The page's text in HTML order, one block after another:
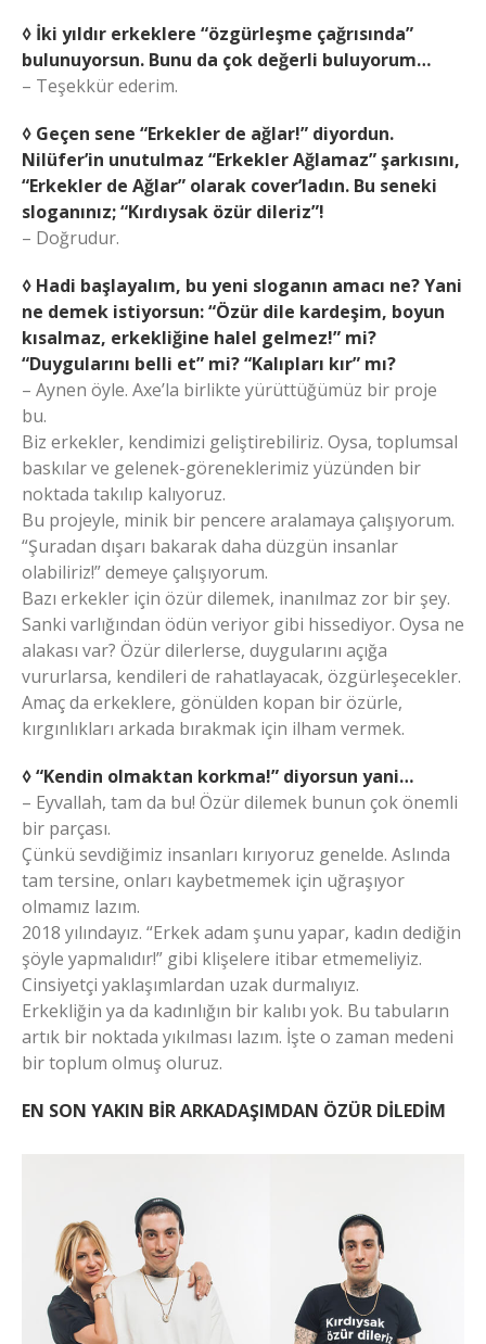
◊ İki yıldır erkeklere “özgürleşme çağrısında”
bulunuyorsun. Bunu da çok değerli buluyorum…
– Teşekkür ederim.
◊ Geçen sene “Erkekler de ağlar!” diyordun.
Nilüfer’in unutulmaz “Erkekler Ağlamaz” şarkısını,
“Erkekler de Ağlar” olarak cover’ladın. Bu seneki
sloganınız; “Kırdıysak özür dileriz”!
– Doğrudur.
◊ Hadi başlayalım, bu yeni sloganın amacı ne? Yani
ne demek istiyorsun: “Özür dile kardeşim, boyun
kısalmaz, erkekliğine halel gelmez!” mi?
“Duygularını belli et” mi? “Kalıpları kır” mı?
– Aynen öyle. Axe’la birlikte yürüttüğümüz bir proje
bu.
Biz erkekler, kendimizi geliştirebiliriz. Oysa, toplumsal
baskılar ve gelenek-göreneklerimiz yüzünden bir
noktada takılıp kalıyoruz.
Bu projeyle, minik bir pencere aralamaya çalışıyorum.
“Şuradan dışarı bakarak daha düzgün insanlar
olabiliriz!” demeye çalışıyorum.
Bazı erkekler için özür dilemek, inanılmaz zor bir şey.
Sanki varlığından ödün veriyor gibi hissediyor. Oysa ne
alakası var? Özür dilerlerse, duygularını açığa
vururlarsa, kendileri de rahatlayacak, özgürleşecekler.
Amaç da erkeklere, gönülden kopan bir özürle,
kırgınlıkları arkada bırakmak için ilham vermek.
◊ “Kendin olmaktan korkma!” diyorsun yani…
– Eyvallah, tam da bu! Özür dilemek bunun çok önemli
bir parçası.
Çünkü sevdiğimiz insanları kırıyoruz genelde. Aslında
tam tersine, onları kaybetmemek için uğraşıyor
olmamız lazım.
2018 yılındayız. “Erkek adam şunu yapar, kadın dediğin
şöyle yapmalıdır!” gibi klişelere itibar etmemeliyiz.
Cinsiyetçi yaklaşımlardan uzak durmalıyız.
Erkekliğin ya da kadınlığın bir kalıbı yok. Bu tabuların
artık bir noktada yıkılması lazım. İşte o zaman medeni
bir toplum olmuş oluruz.
EN SON YAKIN BİR ARKADAŞIMDAN ÖZÜR DİLEDİM